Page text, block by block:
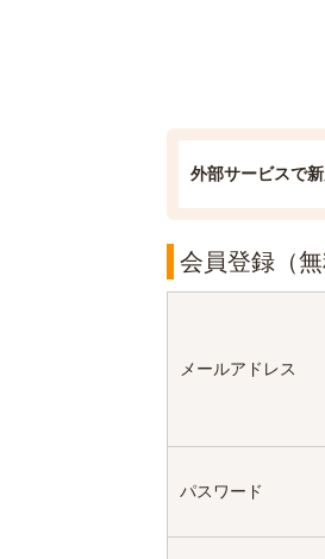
外部サービスで
会員登録（無
メールアドレス
パスワード